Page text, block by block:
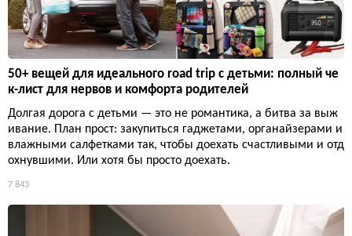
50+ вещей для идеального road trip с детьми: полный че
к-лист для нервов и комфорта родителей
Долгая дорога с детьми — это не романтика, а битва за выж
ивание. План прост: закупиться гаджетами, органайзерами и
влажными салфетками так, чтобы доехать счастливыми и отд
охнувшими. Или хотя бы просто доехать.
7 843